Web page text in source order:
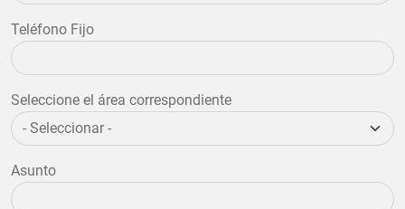
Teléfono Fijo
Seleccione el área correspondiente
Asunto